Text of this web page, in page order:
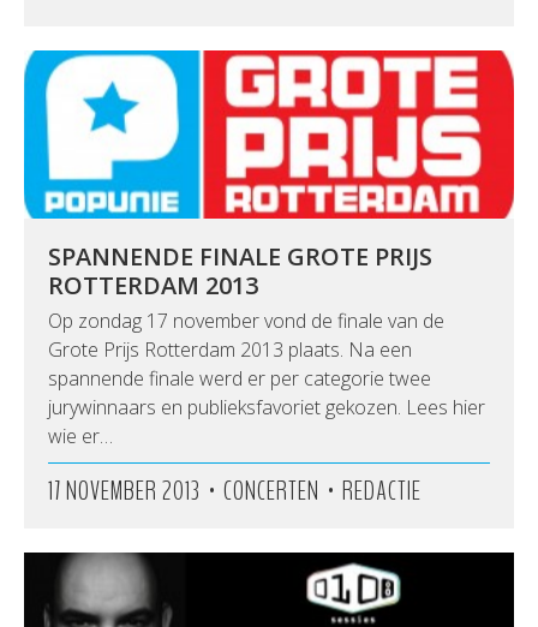
SPANNENDE FINALE GROTE PRIJS
ROTTERDAM 2013
Op zondag 17 november vond de finale van de
Grote Prijs Rotterdam 2013 plaats. Na een
spannende finale werd er per categorie twee
jurywinnaars en publieksfavoriet gekozen. Lees hier
wie er…
17 NOVEMBER 2013 • CONCERTEN • REDACTIE